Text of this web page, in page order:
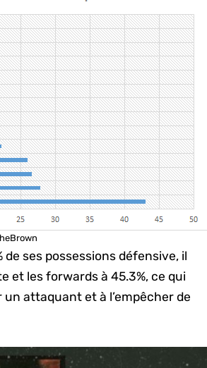
ses possessions défensive, il
et les forwards à 45.3%, ce qui
attaquant et à l’empêcher de